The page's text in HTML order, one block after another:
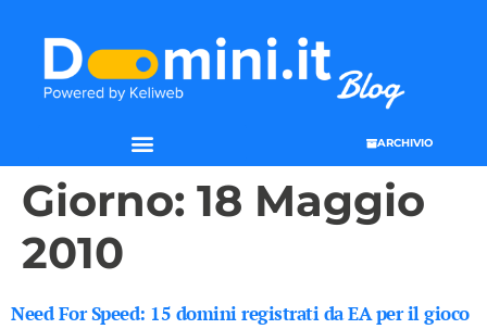
ARCHIVIO
Giorno: 18 Maggio
2010
Need For Speed: 15 domini registrati da EA per il gioco